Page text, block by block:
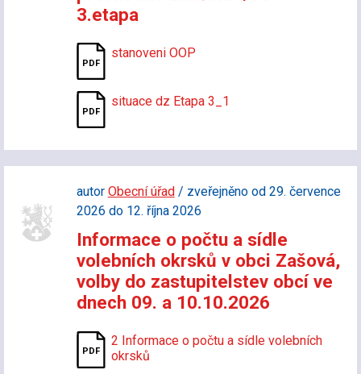
3.etapa
stanoveni OOP
situace dz Etapa 3_1
autor Obecní úřad/ zveřejněno od 29. července
2026 do 12. října 2026
Informace o počtu a sídle
volebních okrsků v obci Zašová,
volby do zastupitelstev obcí ve
dnech 09. a 10.10.2026
2 Informace o počtu a sídle volebních
okrsků